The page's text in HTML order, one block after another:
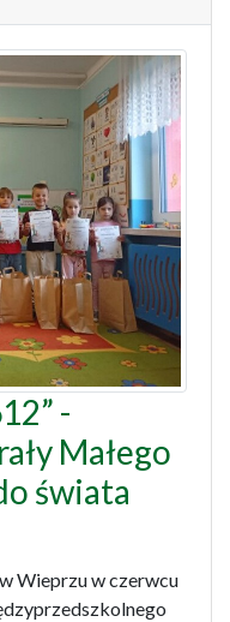
-
Małego
świata
Wieprzu w czerwcu